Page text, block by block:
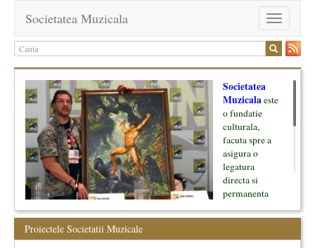
Toggle
navigation
Societatea Muzicala
Societatea
Muzicalaeste
o fundatie
culturala,
facuta spre a
asigura o
legatura
directa si
permanenta
oamenii ei, pe
Proiectele Societatii Muzicale